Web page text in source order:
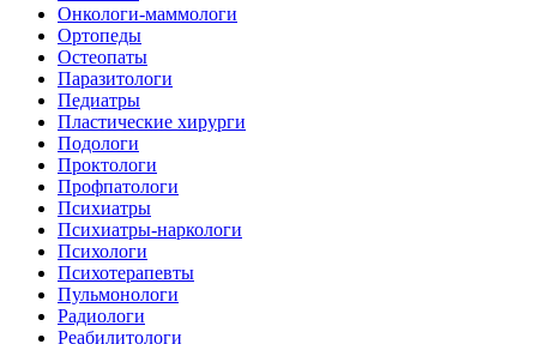
Онкологи-маммологи
Ортопеды
Остеопаты
Паразитологи
Педиатры
Пластические хирурги
Подологи
Проктологи
Профпатологи
Психиатры
Психиатры-наркологи
Психологи
Психотерапевты
Пульмонологи
Радиологи
Реабилитологи